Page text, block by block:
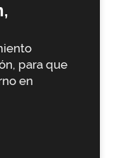
para que
en